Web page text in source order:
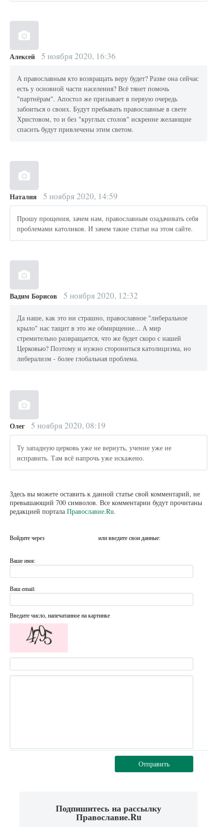
Алексей 5 ноября 2020, 16:36
А православным кто возвращать веру будет? Разве она сейчас
есть у основной части населения? Всё тянет помочь
"партнёрам". Апостол же призывает в первую очередь
забоиться о своих. Будут пребывать православные в свете
Христовом, то и без "круглых столов" искренне желающие
спасить будут привлечены этим светом.
Наталия 5 ноября 2020, 14:59
Прошу прощения, зачем нам, православным озадачивать себя
проблемами католиков. И зачем такие статьи на этом сайте.
Вадим Борисов 5 ноября 2020, 12:32
Да наше, как это ни страшно, православное "либеральное
крыло" нас тащит в это же обмирщение... А мир
стремительно развращается, что же будет скоро с нашей
Церковью? Поэтому и нужно сторониться католицизма, но
либерализм - более глобальная проблема.
Олег 5 ноября 2020, 08:19
Ту западную церковь уже не вернуть, учение уже не
исправить. Там всё напрочь уже искажено.
Здесь вы можете оставить к данной статье свой комментарий, не
превышающий 700 символов. Все комментарии будут прочитаны
редакцией портала Православие.Ru.
Войдите через или введите свои данные:
Ваше имя:
Ваш email:
Введите число, напечатанное на картинке
Отправить
Подпишитесь на рассылку
Православие.Ru